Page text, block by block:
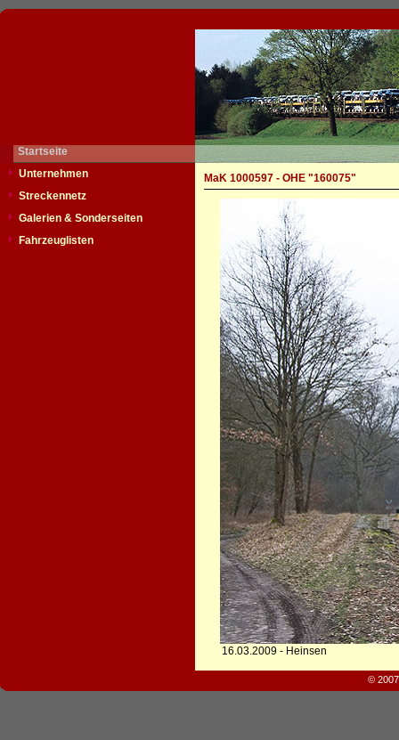
Startseite
Unternehmen
Streckennetz
Galerien & Sonderseiten
Fahrzeuglisten
MaK 1000597 - OHE "160075"
16.03.2009 - Heinsen
©